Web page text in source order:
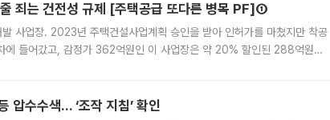
죄는 건전성 규제 [주택공급 또다른 병목 PF]①
사업장. 2023년 주택건설사업계획 승인을 받아 인허가를 마쳤지만 착공
에 들어갔고, 감정가 362억원인 이 사업장은 약 20% 할인된 288억원에
압수수색… ‘조작 지침’ 확인